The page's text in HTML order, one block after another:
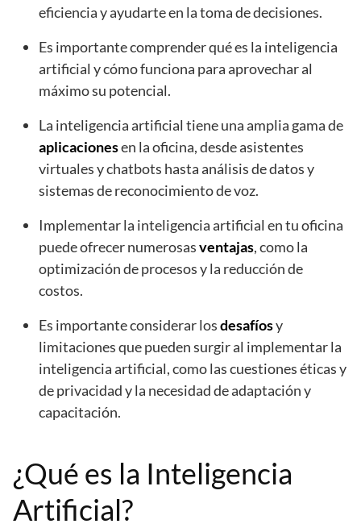
eficiencia y ayudarte en la toma de decisiones.
Es importante comprender qué es la inteligencia
artificial y cómo funciona para aprovechar al
máximo su potencial.
La inteligencia artificial tiene una amplia gama de
aplicacionesen la oficina, desde asistentes
virtuales y chatbots hasta análisis de datos y
sistemas de reconocimiento de voz.
Implementar la inteligencia artificial en tu oficina
puede ofrecer numerosasventajas, como la
optimización de procesos y la reducción de
costos.
Es importante considerar losdesafíosy
limitaciones que pueden surgir al implementar la
inteligencia artificial, como las cuestiones éticas y
de privacidad y la necesidad de adaptación y
capacitación.
¿Qué es la Inteligencia
Artificial?